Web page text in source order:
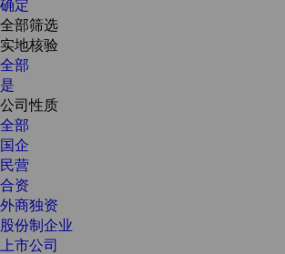
确定
全部筛选
实地核验
全部
是
公司性质
全部
国企
民营
合资
外商独资
股份制企业
上市公司